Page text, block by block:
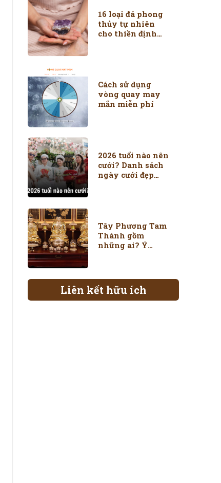
16 loại đá phong
thủy tự nhiên
cho thiền định
Cách sử dụng
vòng quay may
mắn miễn phí
2026 tuổi nào nên
cưới? Danh sách
ngày cưới đẹp
Tây Phương Tam
Thánh gồm
những ai? Ý
Liên kết hữu ích